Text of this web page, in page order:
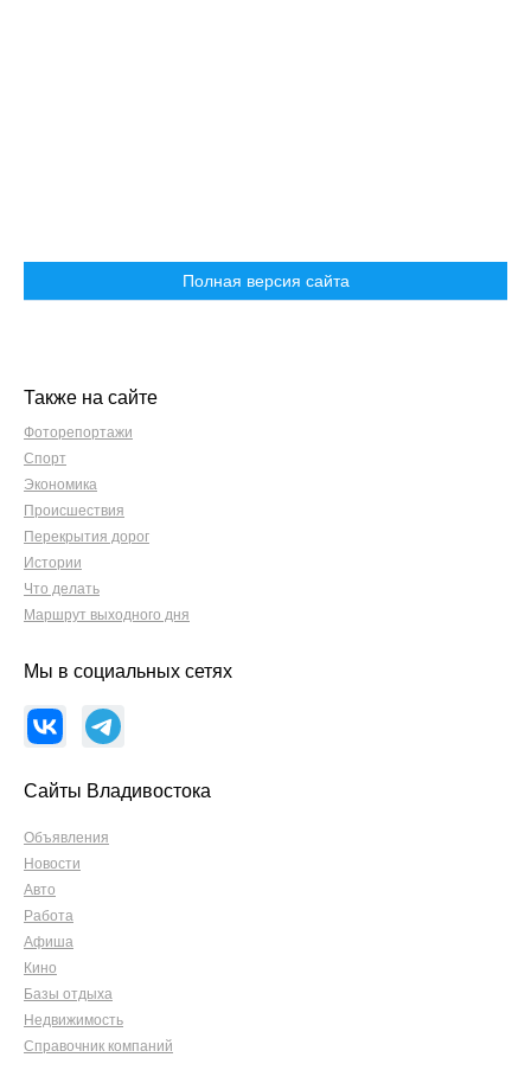
Полная версия сайта
Также на сайте
Фоторепортажи
Спорт
Экономика
Происшествия
Перекрытия дорог
Истории
Что делать
Маршрут выходного дня
Мы в социальных сетях
Сайты Владивостока
Объявления
Новости
Авто
Работа
Афиша
Кино
Базы отдыха
Недвижимость
Справочник компаний